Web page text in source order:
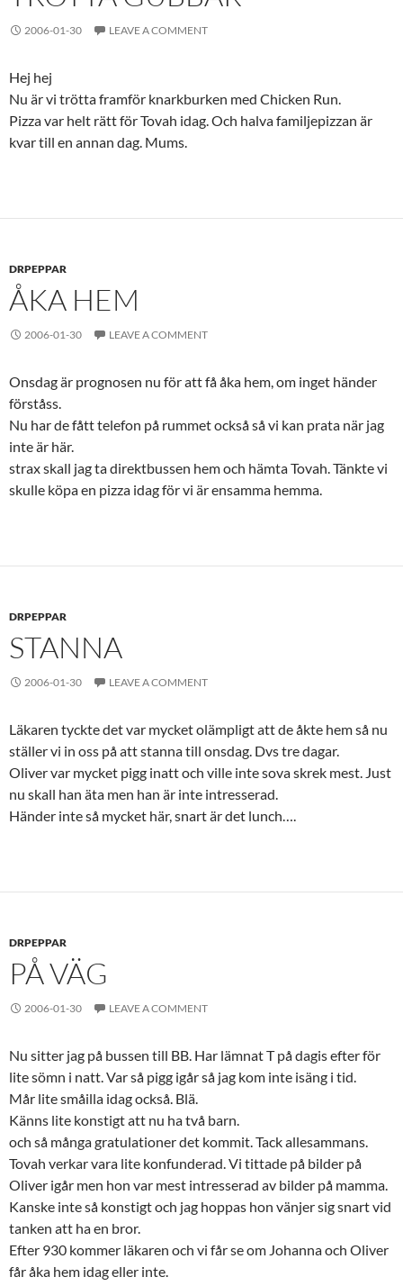
2006-01-30 LEAVE A COMMENT
Hej hej
Nu är vi trötta framför knarkburken med Chicken Run.
Pizza var helt rätt för Tovah idag. Och halva familjepizzan är
kvar till en annan dag. Mums.
DRPEPPAR
ÅKA HEM
2006-01-30 LEAVE A COMMENT
Onsdag är prognosen nu för att få åka hem, om inget händer
förståss.
Nu har de fått telefon på rummet också så vi kan prata när jag
inte är här.
strax skall jag ta direktbussen hem och hämta Tovah. Tänkte vi
skulle köpa en pizza idag för vi är ensamma hemma.
DRPEPPAR
STANNA
2006-01-30 LEAVE A COMMENT
Läkaren tyckte det var mycket olämpligt att de åkte hem så nu
ställer vi in oss på att stanna till onsdag. Dvs tre dagar.
Oliver var mycket pigg inatt och ville inte sova skrek mest. Just
nu skall han äta men han är inte intresserad.
Händer inte så mycket här, snart är det lunch….
DRPEPPAR
PÅ VÄG
2006-01-30 LEAVE A COMMENT
Nu sitter jag på bussen till BB. Har lämnat T på dagis efter för
lite sömn i natt. Var så pigg igår så jag kom inte isäng i tid.
Mår lite småilla idag också. Blä.
Känns lite konstigt att nu ha två barn.
och så många gratulationer det kommit. Tack allesammans.
Tovah verkar vara lite konfunderad. Vi tittade på bilder på
Oliver igår men hon var mest intresserad av bilder på mamma.
Kanske inte så konstigt och jag hoppas hon vänjer sig snart vid
tanken att ha en bror.
Efter 930 kommer läkaren och vi får se om Johanna och Oliver
får åka hem idag eller inte.